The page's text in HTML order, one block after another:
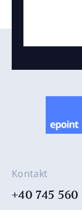
Kontakt
+40 745 560